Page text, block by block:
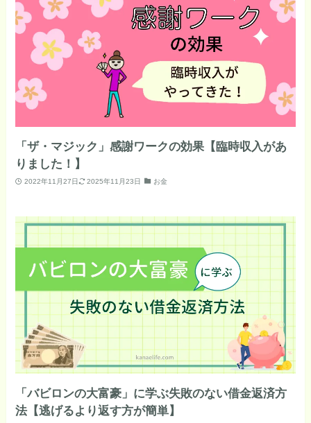
「ザ・マジック」感謝ワークの効果【臨時収入があ
りました！】
2022年11月27日 2025年11月23日 お金
「バビロンの大富豪」に学ぶ失敗のない借金返済方
法【逃げるより返す方が簡単】